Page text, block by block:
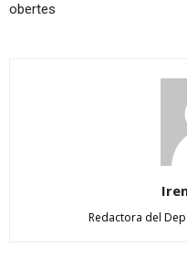
obertes
Redactora del